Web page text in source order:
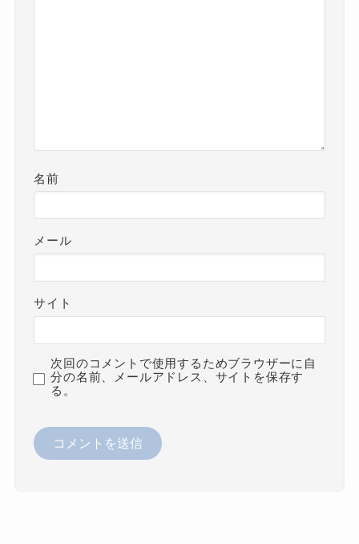
名前
メール
サイト
次回のコメントで使用するためブラウザーに自
分の名前、メールアドレス、サイトを保存す
る。